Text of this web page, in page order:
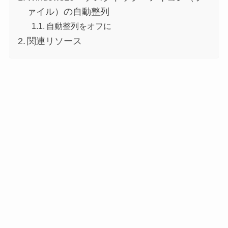
ァイル）の自動整列
自動整列をオフに
関連リソース